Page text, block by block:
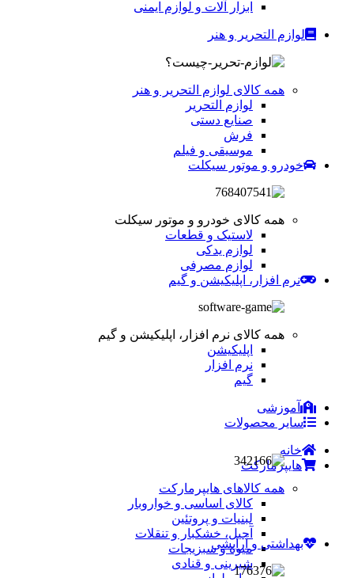
ابزار آلات و لوازم ایمنی
لوازم التحریر و هنر
همه کالای لوازم التحریر و هنر
لوازم التحریر
صنایع دستی
فرش
موسیقی و فیلم
خودرو و موتور سیکلت
همه کالای خودرو و موتور سیکلت
لاستیک و قطعات
لوازم یدکی
لوازم مصرفی
نرم افزار، اپلیکیشن و گیم
همه کالای نرم افزار، اپلیکیشن و گیم
اپلیکیشن
نرم افزار
گیم
آموزشی
سایر محصولات
خانه
هایپرمارکت
همه کالاهای هایپرمارکت
کالای اساسی و خواروبار
لبنیات و پروتئین
آجیل، خشکبار و تنقلات
میوه و سبزیجات
شیرینی و قنادی
بهداشتی و آرایشی